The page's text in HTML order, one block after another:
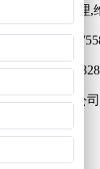
了解品牌代理
真：021-
城新奉公路
密仪器有限公司
号